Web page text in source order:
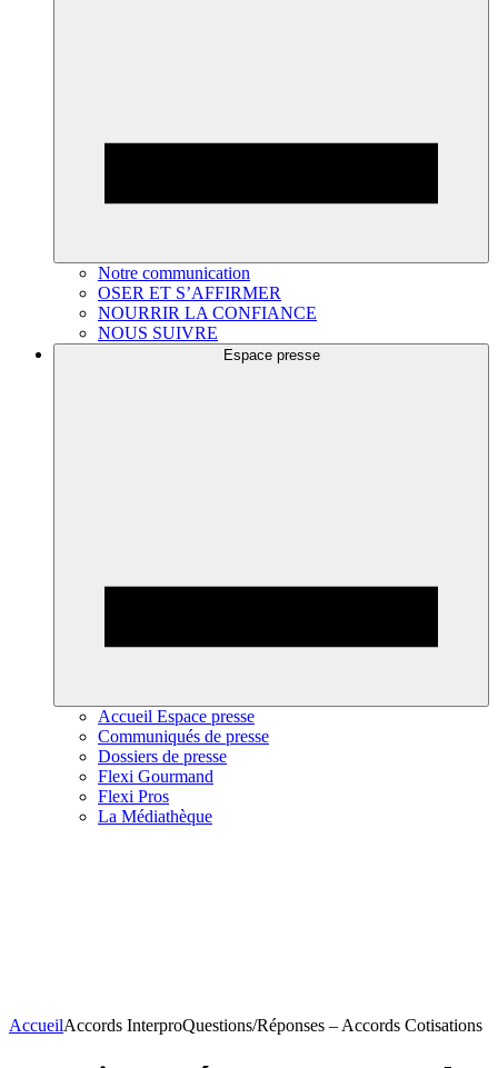
Notre communication
OSER ET S’AFFIRMER
NOURRIR LA CONFIANCE
NOUS SUIVRE
Espace presse
Accueil Espace presse
Communiqués de presse
Dossiers de presse
Flexi Gourmand
Flexi Pros
La Médiathèque
AccueilAccords InterproQuestions/Réponses – Accords Cotisations